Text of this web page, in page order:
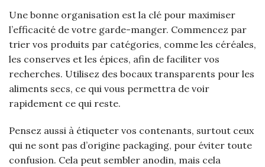
Une bonne organisation est la clé pour maximiser
l’efficacité de votre garde-manger. Commencez par
trier vos produits par catégories, comme les céréales,
les conserves et les épices, afin de faciliter vos
recherches. Utilisez des bocaux transparents pour les
aliments secs, ce qui vous permettra de voir
rapidement ce qui reste.
Pensez aussi à étiqueter vos contenants, surtout ceux
qui ne sont pas d’origine packaging, pour éviter toute
confusion. Cela peut sembler anodin, mais cela